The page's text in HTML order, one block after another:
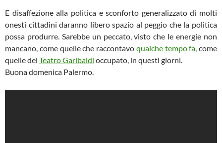
E disaffezione alla politica e sconforto generalizzato di molti
onesti cittadini daranno libero spazio al peggio che la politica
possa produrre. Sarebbe un peccato, visto che le energie non
mancano, come quelle che raccontavo qualche tempo fa, come
quelle del Teatro Garibaldi occupato, in questi giorni.
Buona domenica Palermo.